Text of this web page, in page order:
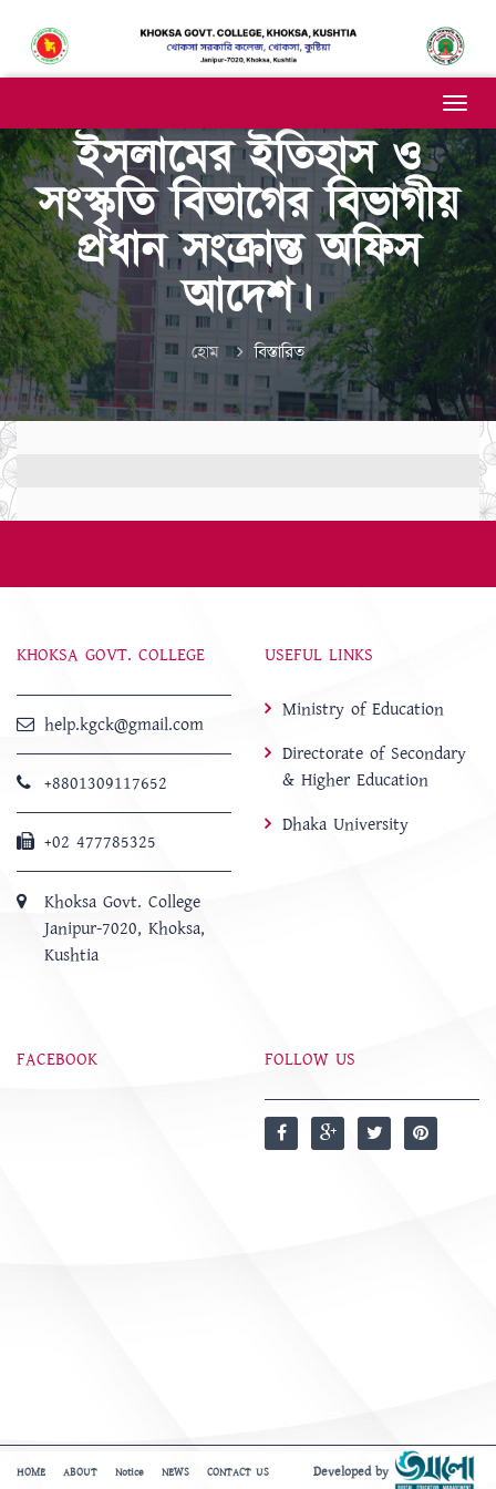
ইসলামের ইতিহাস ও
সংস্কৃতি বিভাগের বিভাগীয়
প্রধান সংক্রান্ত অফিস
আদেশ।
হোম বিস্তারিত
KHOKSA GOVT. COLLEGE
help.kgck@gmail.com
+8801309117652
+02 477785325
Khoksa Govt. College
Janipur-7020, Khoksa,
Kushtia
USEFUL LINKS
Ministry of Education
Directorate of Secondary
& Higher Education
Dhaka University
FACEBOOK FOLLOW US
HOME ABOUT Notice NEWS CONTACT US Developed by